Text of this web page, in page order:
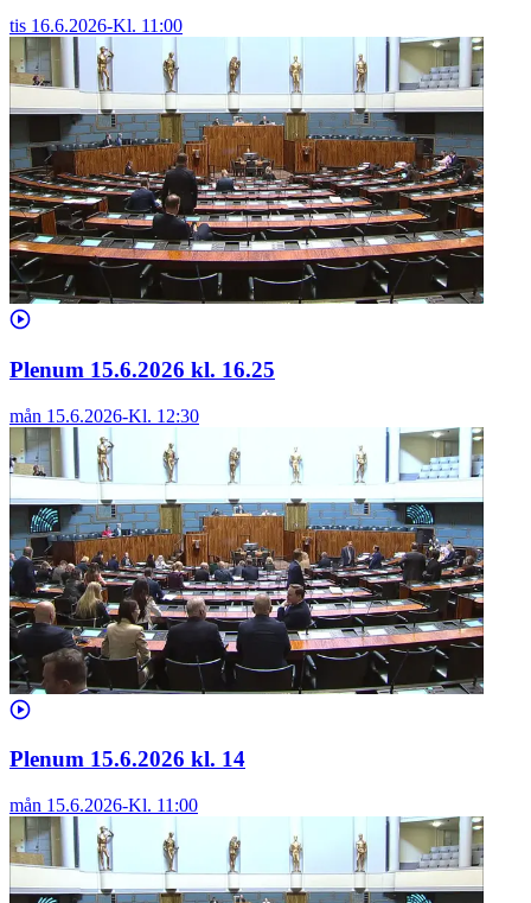
tis 16.6.2026-Kl. 11:00
Plenum 15.6.2026 kl. 16.25
mån 15.6.2026-Kl. 12:30
Plenum 15.6.2026 kl. 14
mån 15.6.2026-Kl. 11:00